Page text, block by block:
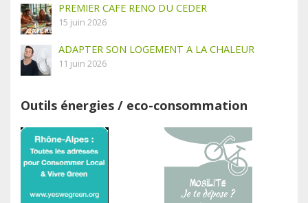
PREMIER CAFE RENO DU CEDER
15 juin 2026
ADAPTER SON LOGEMENT A LA CHALEUR
11 juin 2026
Outils énergies / eco-consommation